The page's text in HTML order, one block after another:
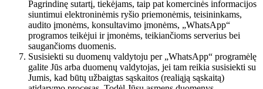
Pagrindinę sutartį, tiekėjams, taip pat komercinės informacijos
siuntimui elektroninėmis ryšio priemonėmis, teisininkams,
audito įmonėms, konsultavimo įmonėms, „WhatsApp“
programos teikėjui ir įmonėms, teikiančioms serverius bei
saugančioms duomenis.
Susisiekti su duomenų valdytoju per „WhatsApp“ programėlę
galite Jūs arba duomenų valdytojas, jei tam reikia susisiekti su
Jumis, kad būtų užbaigtas sąskaitos (realiąją sąskaitą)